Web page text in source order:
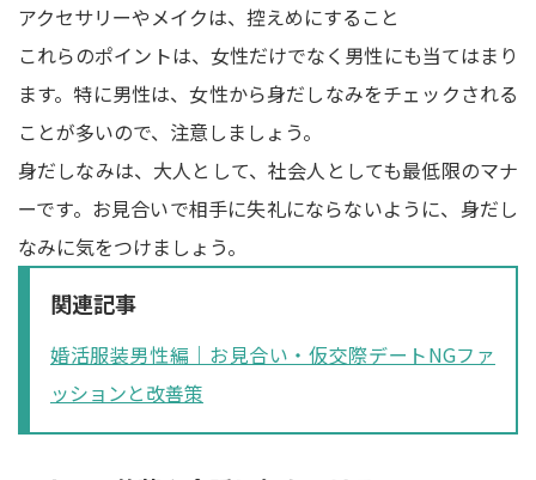
アクセサリーやメイクは、控えめにすること
これらのポイントは、女性だけでなく男性にも当てはまり
ます。特に男性は、女性から身だしなみをチェックされる
ことが多いので、注意しましょう。
身だしなみは、大人として、社会人としても最低限のマナ
ーです。お見合いで相手に失礼にならないように、身だし
なみに気をつけましょう。
関連記事
婚活服装男性編｜お見合い・仮交際デートNGファ
ッションと改善策